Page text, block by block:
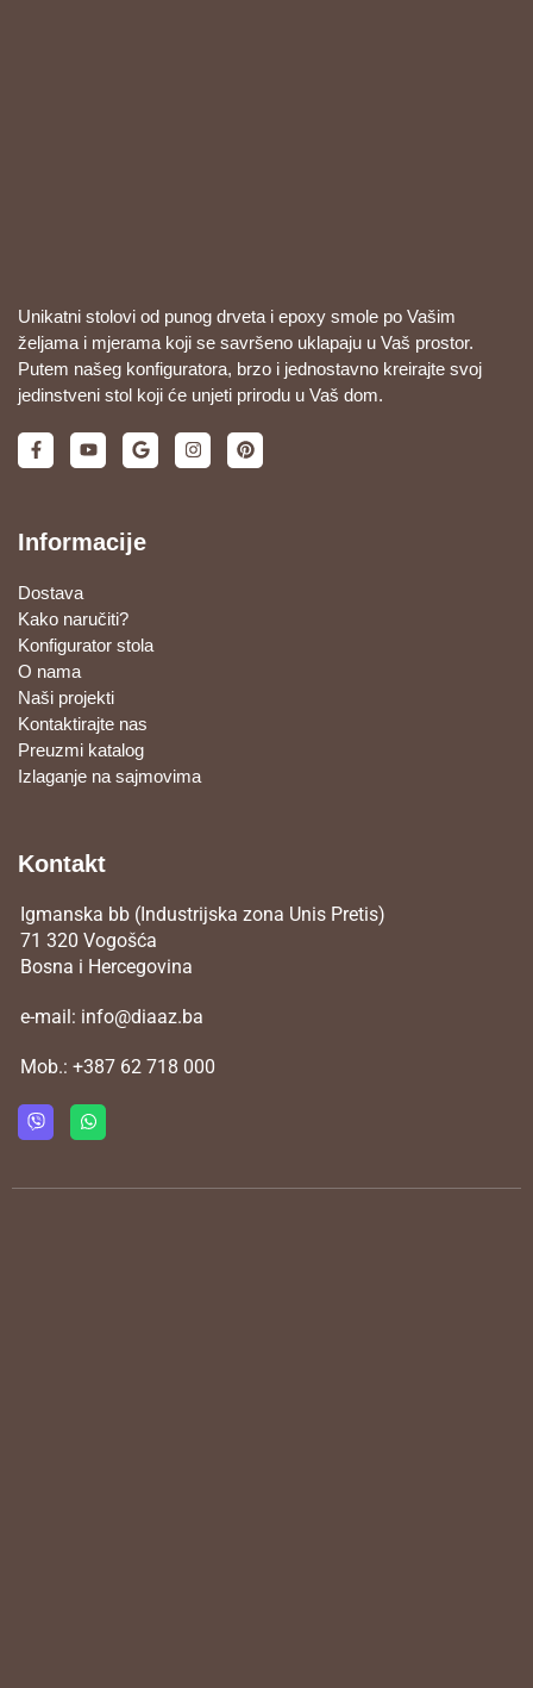
Unikatni stolovi od punog drveta i epoxy smole po Vašim
željama i mjerama koji se savršeno uklapaju u Vaš prostor.
Putem našeg konfiguratora, brzo i jednostavno kreirajte svoj
jedinstveni stol koji će unjeti prirodu u Vaš dom.
Informacije
Dostava
Kako naručiti?
Konfigurator stola
O nama
Naši projekti
Kontaktirajte nas
Preuzmi katalog
Izlaganje na sajmovima
Kontakt
Igmanska bb (Industrijska zona Unis Pretis)
71 320 Vogošća
Bosna i Hercegovina
e-mail: info@diaaz.ba
Mob.: +387 62 718 000